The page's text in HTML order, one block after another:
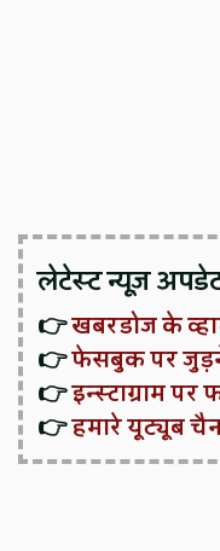
लेटेस्ट न्यूज़
👉खबरडोज के
👉फेसबुक पर
👉इन्स्टाग्राम पर
👉हमारे यूट्यूब